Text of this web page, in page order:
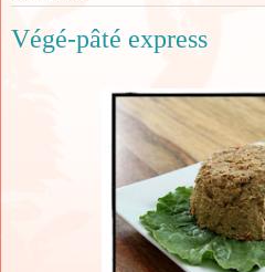
Végé-pâté express